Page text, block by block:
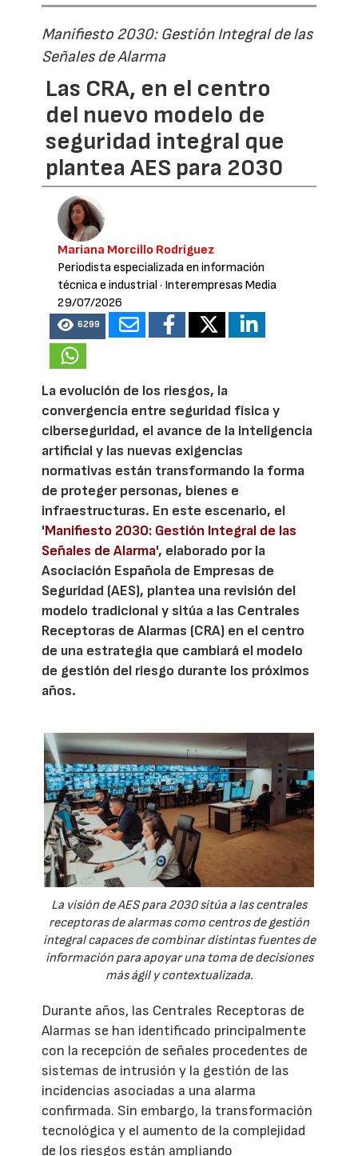
Manifiesto 2030: Gestión Integral de las
Señales de Alarma
Las CRA, en el centro
del nuevo modelo de
seguridad integral que
plantea AES para 2030
Mariana Morcillo Rodríguez
Periodista especializada en información
técnica e industrial· Interempresas Media
29/07/2026
6299
La evolución de los riesgos, la
convergencia entre seguridad física y
ciberseguridad, el avance de la inteligencia
artificial y las nuevas exigencias
normativas están transformando la forma
de proteger personas, bienes e
infraestructuras. En este escenario, el
'Manifiesto 2030: Gestión Integral de las
Señales de Alarma', elaborado por la
Asociación Española de Empresas de
Seguridad (AES), plantea una revisión del
modelo tradicional y sitúa a las Centrales
Receptoras de Alarmas (CRA) en el centro
de una estrategia que cambiará el modelo
de gestión del riesgo durante los próximos
años.
La visión de AES para 2030 sitúa a las centrales
receptoras de alarmas como centros de gestión
integral capaces de combinar distintas fuentes de
información para apoyar una toma de decisiones
más ágil y contextualizada.
Durante años, las Centrales Receptoras de
Alarmas se han identificado principalmente
con la recepción de señales procedentes de
sistemas de intrusión y la gestión de las
incidencias asociadas a una alarma
confirmada. Sin embargo, la transformación
tecnológica y el aumento de la complejidad
de los riesgos están ampliando